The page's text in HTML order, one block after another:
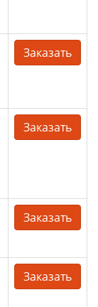
Заказать
Заказать
Заказать
Заказать